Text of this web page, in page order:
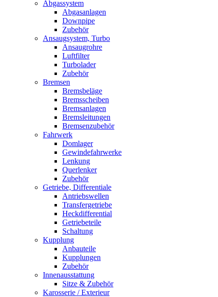
Abgassystem
Abgasanlagen
Downpipe
Zubehör
Ansaugsystem, Turbo
Ansaugrohre
Luftfilter
Turbolader
Zubehör
Bremsen
Bremsbeläge
Bremsscheiben
Bremsanlagen
Bremsleitungen
Bremsenzubehör
Fahrwerk
Domlager
Gewindefahrwerke
Lenkung
Querlenker
Zubehör
Getriebe, Differentiale
Antriebswellen
Transfergetriebe
Heckdifferential
Getriebeteile
Schaltung
Kupplung
Anbauteile
Kupplungen
Zubehör
Innenausstattung
Sitze & Zubehör
Karosserie / Exterieur